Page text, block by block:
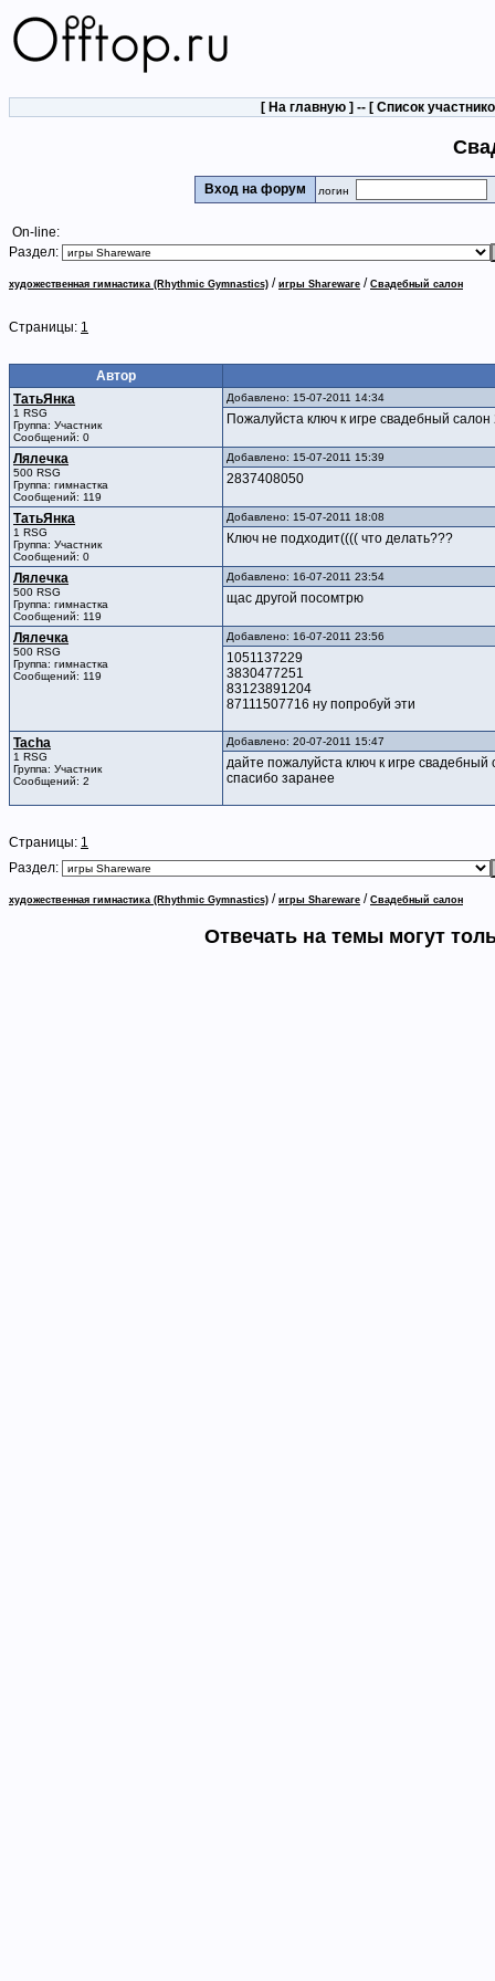
[ На главную ] -- [ Список
Вход на форум логин
On-line:
Раздел:
художественная гимнастика (Rhythmic Gymnastics) / игры Shareware / Свадебный салон
Страницы: 1
Автор
ТатьЯнка
1 RSG
Группа: Участник
Сообщений: 0
Добавлено: 15-07-2011 14:34
Пожалуйста ключ к игре свадебный
Лялечка
500 RSG
Группа: гимнастка
Сообщений: 119
Добавлено: 15-07-2011 15:39
2837408050
ТатьЯнка
1 RSG
Группа: Участник
Сообщений: 0
Добавлено: 15-07-2011 18:08
Ключ не подходит(((( что делать???
Лялечка
500 RSG
Группа: гимнастка
Сообщений: 119
Добавлено: 16-07-2011 23:54
щас другой посомтрю
Лялечка
500 RSG
Группа: гимнастка
Сообщений: 119
Добавлено: 16-07-2011 23:56
1051137229
3830477251
83123891204
87111507716 ну попробуй эти
Tacha
1 RSG
Группа: Участник
Сообщений: 2
Добавлено: 20-07-2011 15:47
дайте пожалуйста ключ к игре
спасибо заранее
Страницы: 1
Раздел:
художественная гимнастика (Rhythmic Gymnastics) / игры Shareware / Свадебный салон
Отвечать на темы могут